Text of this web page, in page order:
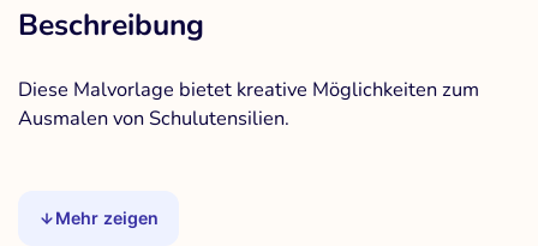
Beschreibung
Diese Malvorlage bietet kreative Möglichkeiten zum
Ausmalen von Schulutensilien.
Mehr zeigen